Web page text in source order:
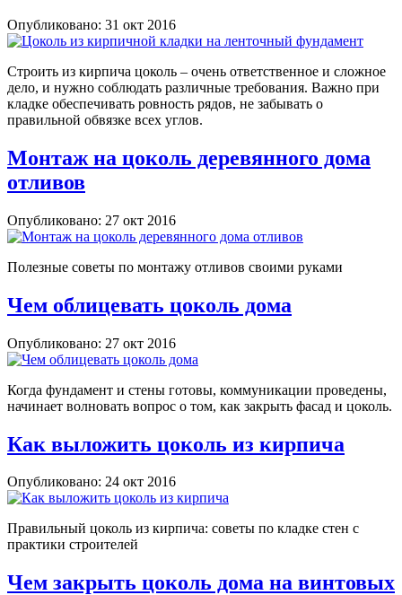
Опубликовано: 31 окт 2016
Строить из кирпича цоколь – очень ответственное и сложное
дело, и нужно соблюдать различные требования. Важно при
кладке обеспечивать ровность рядов, не забывать о
правильной обвязке всех углов.
Монтаж на цоколь деревянного дома
отливов
Опубликовано: 27 окт 2016
Полезные советы по монтажу отливов своими руками
Чем облицевать цоколь дома
Опубликовано: 27 окт 2016
Когда фундамент и стены готовы, коммуникации проведены,
начинает волновать вопрос о том, как закрыть фасад и цоколь.
Как выложить цоколь из кирпича
Опубликовано: 24 окт 2016
Правильный цоколь из кирпича: советы по кладке стен с
практики строителей
Чем закрыть цоколь дома на винтовых